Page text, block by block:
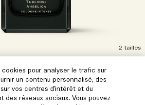
2 tailles
Cologne Intense
cookies pour analyser le trafic sur
un contenu personnalisé, des
vos centres d'intérêt et du
des réseaux sociaux. Vous pouvez